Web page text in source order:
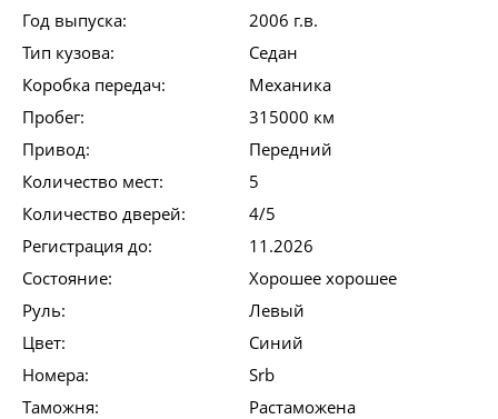
Год выпуска:
2006 г.в.
Тип кузова:
Седан
Коробка передач:
Механика
Пробег:
315000 км
Привод:
Передний
Количество мест:
5
Количество дверей:
4/5
Регистрация до:
11.2026
Состояние:
Хорошее хорошее
Руль:
Левый
Цвет:
Синий
Номера:
Srb
Таможня:
Растаможена